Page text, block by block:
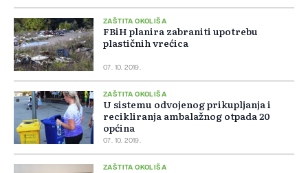
ZAŠTITA OKOLIŠA
FBiH planira zabraniti upotrebu
plastičnih vrećica
07. 10. 2019.
ZAŠTITA OKOLIŠA
U sistemu odvojenog prikupljanja i
recikliranja ambalažnog otpada 20
općina
07. 10. 2019.
ZAŠTITA OKOLIŠA